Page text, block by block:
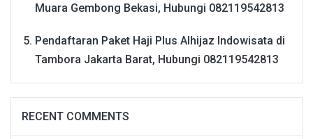
Muara Gembong Bekasi, Hubungi 082119542813
Pendaftaran Paket Haji Plus Alhijaz Indowisata di
Tambora Jakarta Barat, Hubungi 082119542813
RECENT COMMENTS